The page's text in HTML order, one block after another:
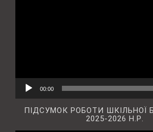
00:00
ПІДСУМОК РОБОТИ ШКІЛЬНОЇ
2025-2026 Н.Р.